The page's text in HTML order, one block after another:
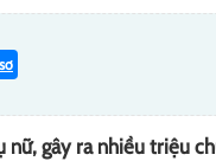
gây ra nhiều triệu